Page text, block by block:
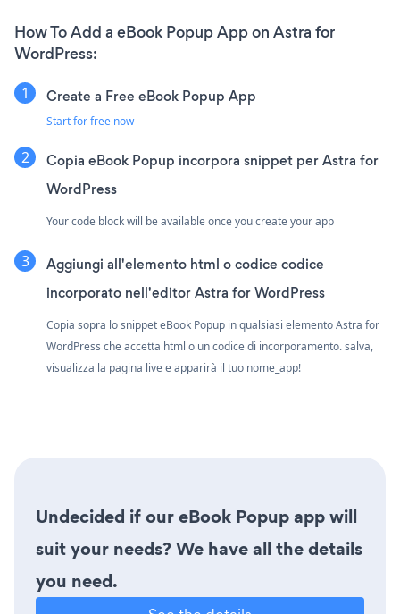
How To Add a eBook Popup App on Astra for
WordPress:
Create a Free eBook Popup App
Start for free now
Copia eBook Popup incorpora snippet per Astra for
WordPress
Your code block will be available once you create your app
Aggiungi all'elemento html o codice codice
incorporato nell'editor Astra for WordPress
Copia sopra lo snippet eBook Popup in qualsiasi elemento Astra for
WordPress che accetta html o un codice di incorporamento. salva,
visualizza la pagina live e apparirà il tuo nome_app!
Undecided if our eBook Popup app will
suit your needs? We have all the details
you need.